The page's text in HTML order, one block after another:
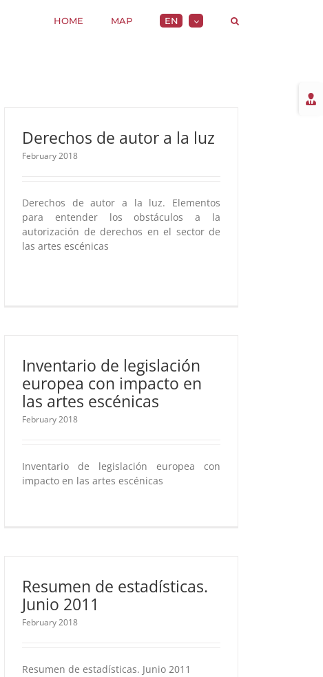
HOME MAP EN
Derechos de autor a la luz
February 2018
Derechos de autor a la luz. Elementos
para entender los obstáculos a la
autorización de derechos en el sector de
las artes escénicas
Inventario de legislación
europea con impacto en
las artes escénicas
February 2018
Inventario de legislación europea con
impacto en las artes escénicas
Resumen de estadísticas.
Junio 2011
February 2018
Resumen de estadísticas. Junio 2011